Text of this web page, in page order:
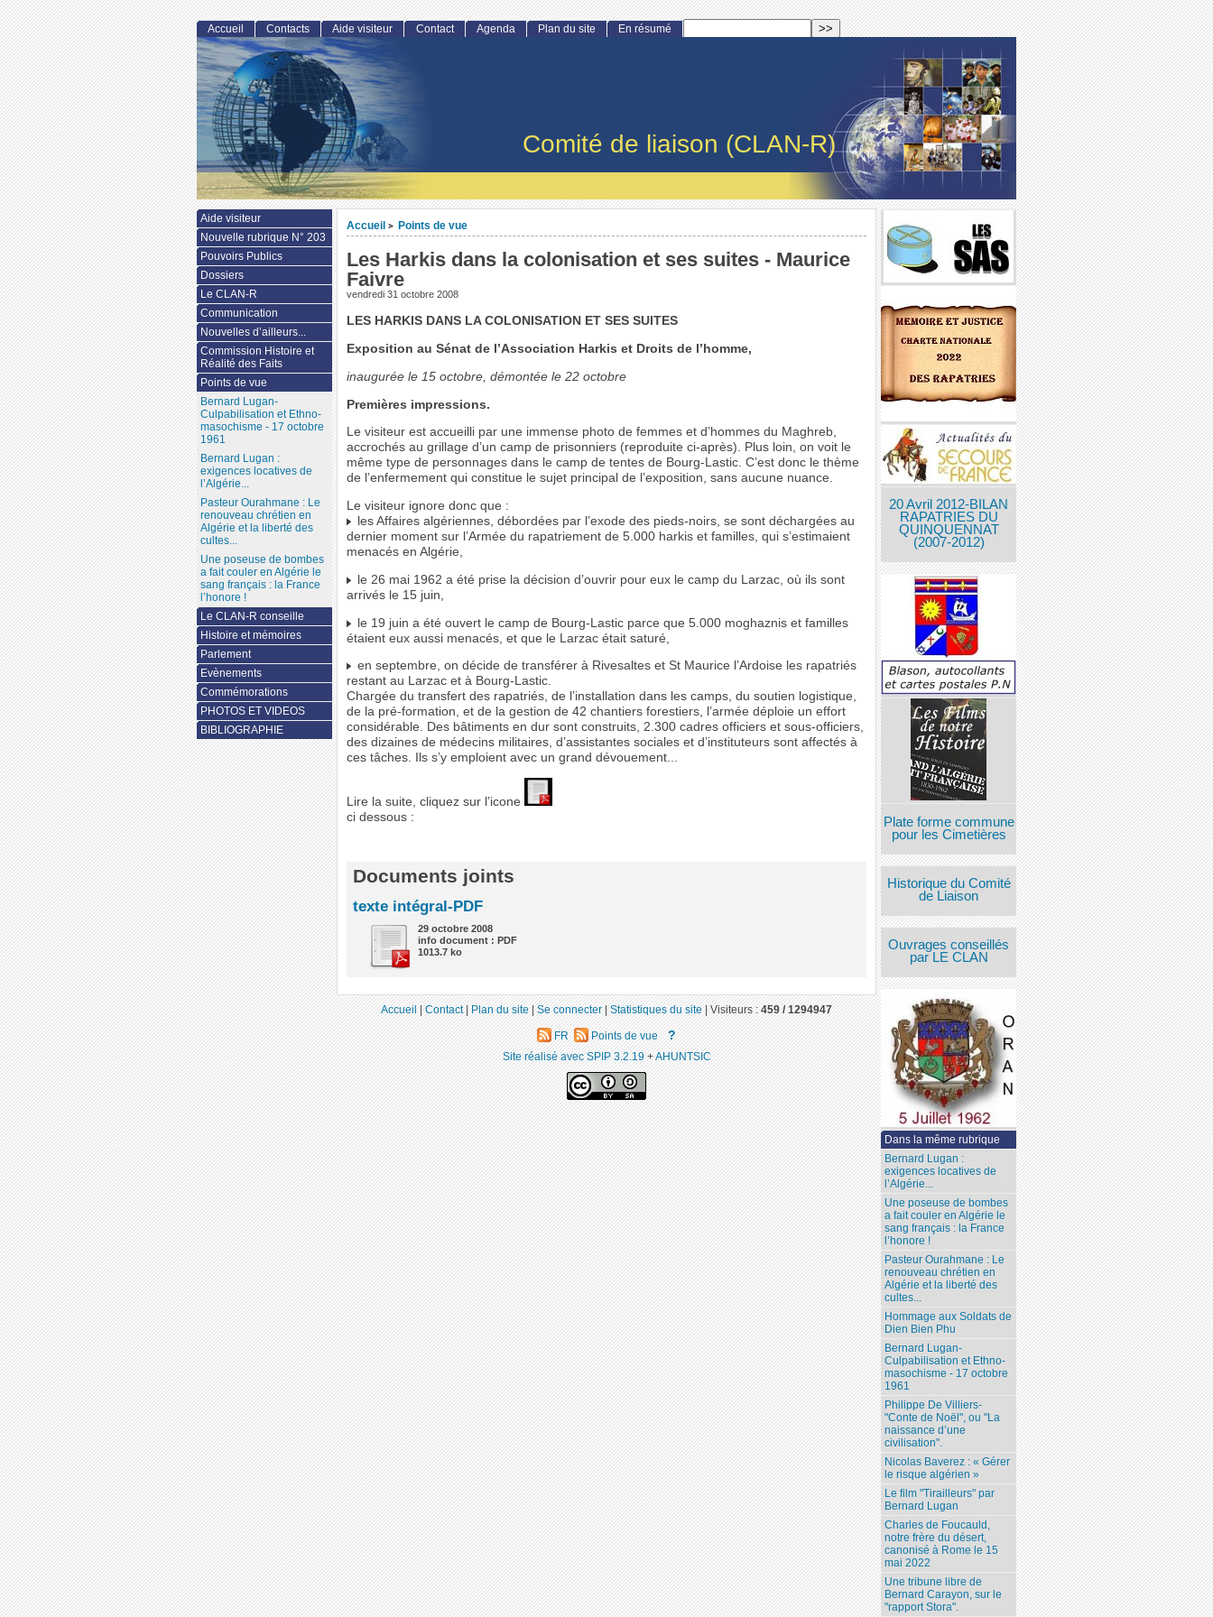
Comité de liaison (CLAN-R)
Accueil > Points de vue
Les Harkis dans la colonisation et ses suites - Maurice
Faivre
vendredi 31 octobre 2008
LES HARKIS DANS LA COLONISATION ET SES SUITES
Exposition au Sénat de l’Association Harkis et Droits de l’homme,
inaugurée le 15 octobre, démontée le 22 octobre
Premières impressions.
Le visiteur est accueilli par une immense photo de femmes et d’hommes du Maghreb,
accrochés au grillage d’un camp de prisonniers (reproduite ci-après). Plus loin, on voit le
même type de personnages dans le camp de tentes de Bourg-Lastic. C’est donc le thème
de l’enfermement qui constitue le sujet principal de l’exposition, sans aucune nuance.
Le visiteur ignore donc que :
les Affaires algériennes, débordées par l’exode des pieds-noirs, se sont déchargées au
dernier moment sur l’Armée du rapatriement de 5.000 harkis et familles, qui s’estimaient
menacés en Algérie,
le 26 mai 1962 a été prise la décision d’ouvrir pour eux le camp du Larzac, où ils sont
arrivés le 15 juin,
le 19 juin a été ouvert le camp de Bourg-Lastic parce que 5.000 moghaznis et familles
étaient eux aussi menacés, et que le Larzac était saturé,
en septembre, on décide de transférer à Rivesaltes et St Maurice l’Ardoise les rapatriés
restant au Larzac et à Bourg-Lastic.
Chargée du transfert des rapatriés, de l’installation dans les camps, du soutien logistique,
de la pré-formation, et de la gestion de 42 chantiers forestiers, l’armée déploie un effort
considérable. Des bâtiments en dur sont construits, 2.300 cadres officiers et sous-officiers,
des dizaines de médecins militaires, d’assistantes sociales et d’instituteurs sont affectés à
ces tâches. Ils s’y emploient avec un grand dévouement...
Lire la suite, cliquez sur l’icone
ci dessous :
Documents joints
texte intégral-PDF
29 octobre 2008
info document : PDF
1013.7 ko
20 Avril 2012-BILAN
RAPATRIES DU
QUINQUENNAT
(2007-2012)
Plate forme commune
pour les Cimetières
Historique du Comité
de Liaison
Ouvrages conseillés
par LE CLAN
Dans la même rubrique
Bernard Lugan :
exigences locatives de
l’Algérie...
Une poseuse de bombes
a fait couler en Algérie le
sang français : la France
l’honore !
Pasteur Ourahmane : Le
renouveau chrétien en
Algérie et la liberté des
cultes...
Hommage aux Soldats de
Dien Bien Phu
Bernard Lugan-
Culpabilisation et Ethno-
masochisme - 17 octobre
1961
Philippe De Villiers-
"Conte de Noël", ou "La
naissance d’une
civilisation".
Nicolas Baverez : « Gérer
le risque algérien »
Le film "Tirailleurs" par
Bernard Lugan
Charles de Foucauld,
notre frère du désert,
canonisé à Rome le 15
mai 2022
Une tribune libre de
Bernard Carayon, sur le
"rapport Stora".
Accueil Contacts Aide visiteur Contact Agenda Plan du site En résumé
Aide visiteur
Nouvelle rubrique N° 203
Pouvoirs Publics
Dossiers
Le CLAN-R
Communication
Nouvelles d’ailleurs...
Commission Histoire et
Réalité des Faits
Points de vue
Bernard Lugan-
Culpabilisation et Ethno-
masochisme - 17 octobre
1961
Bernard Lugan :
exigences locatives de
l’Algérie...
Pasteur Ourahmane : Le
renouveau chrétien en
Algérie et la liberté des
cultes...
Une poseuse de bombes
a fait couler en Algérie le
sang français : la France
l’honore !
Le CLAN-R conseille
Histoire et mémoires
Parlement
Evènements
Commémorations
PHOTOS ET VIDEOS
BIBLIOGRAPHIE
Accueil|Contact|Plan du site|Se connecter|Statistiques du site|Visiteurs :459 / 1294947
FR Points de vue ?
Site réalisé avec SPIP 3.2.19+AHUNTSIC